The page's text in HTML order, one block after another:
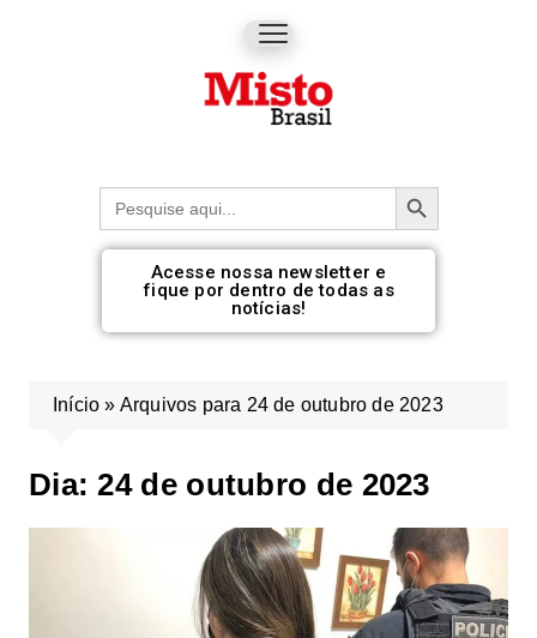
Procurar: Botão de pesquisa
Acesse nossa newsletter e
fique por dentro de todas as
notícias!
Início » Arquivos para 24 de outubro de 2023
Dia:24 de outubro de 2023